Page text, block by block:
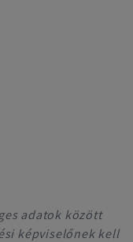
adatok között
képviselőnek kell